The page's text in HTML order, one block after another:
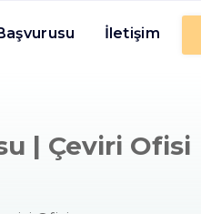
İletişim
| Çeviri Ofisi